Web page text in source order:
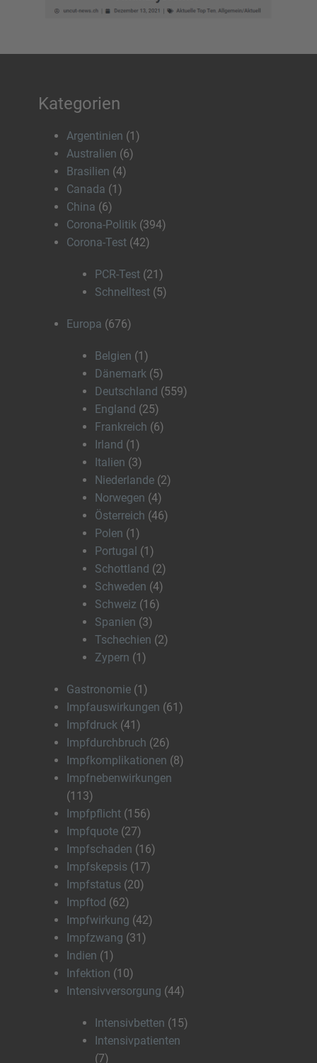
Kategorien
Argentinien (1)
Australien (6)
Brasilien (4)
Canada (1)
China (6)
Corona-Politik (394)
Corona-Test (42)
PCR-Test (21)
Schnelltest (5)
Europa (676)
Belgien (1)
Dänemark (5)
Deutschland (559)
England (25)
Frankreich (6)
Irland (1)
Italien (3)
Niederlande (2)
Norwegen (4)
Österreich (46)
Polen (1)
Portugal (1)
Schottland (2)
Schweden (4)
Schweiz (16)
Spanien (3)
Tschechien (2)
Zypern (1)
Gastronomie (1)
Impfauswirkungen (61)
Impfdruck (41)
Impfdurchbruch (26)
Impfkomplikationen (8)
Impfnebenwirkungen
(113)
Impfpflicht (156)
Impfquote (27)
Impfschaden (16)
Impfskepsis (17)
Impfstatus (20)
Impftod (62)
Impfwirkung (42)
Impfzwang (31)
Indien (1)
Infektion (10)
Intensivversorgung (44)
Intensivbetten (15)
Intensivpatienten
(7)